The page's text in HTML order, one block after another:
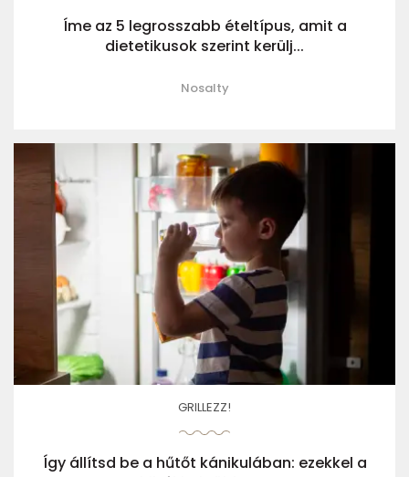
Íme az 5 legrosszabb ételtípus, amit a
dietetikusok szerint kerülj...
Nosalty
GRILLEZZ!
Így állítsd be a hűtőt kánikulában: ezekkel a